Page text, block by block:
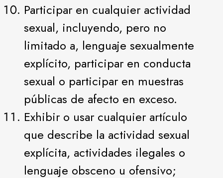
Participar en cualquier actividad
sexual, incluyendo, pero no
limitado a, lenguaje sexualmente
explícito, participar en conducta
sexual o participar en muestras
públicas de afecto en exceso.
Exhibir o usar cualquier artículo
que describe la actividad sexual
explícita, actividades ilegales o
lenguaje obsceno u ofensivo;